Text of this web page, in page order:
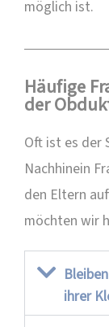
möglich ist.
Häufige
der
Oft ist es der
Nachhinein
den Eltern
möchten wir
ihrer